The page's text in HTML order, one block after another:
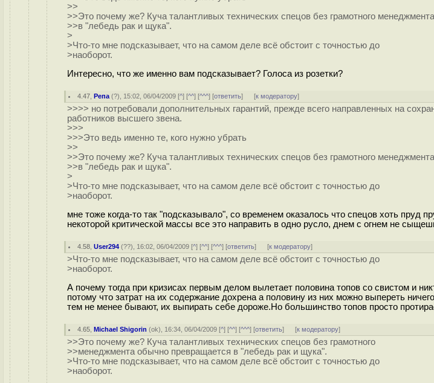
>>
>>Это почему же? Куча талантливых технических спецов без грамотного
>>в "лебедь рак и щука".
>
>Что-то мне подсказывает, что на самом деле всё обстоит с точностью до
>наоборот.
Интересно, что же именно вам подсказывает? Голоса из розетки?
4.47 ,Репа (?), 15:02, 06/04/2009 [^] [^^] [^^^] [ответить] [к модератору]
>>>> но потребовали дополнительных гарантий, прежде всего направленных на
работников высшего звена.
>>>
>>>Это ведь именно те, кого нужно убрать
>>
>>Это почему же? Куча талантливых технических спецов без грамотного
>>в "лебедь рак и щука".
>
>Что-то мне подсказывает, что на самом деле всё обстоит с точностью до
>наоборот.
мне тоже когда-то так "подсказывало", со временем оказалось что спецов хоть пруд
некоторой критической массы все это направить в одно русло, днем с огнем не
4.58 ,User294 (??), 16:02, 06/04/2009 [^] [^^] [^^^] [ответить] [к модератору]
>Что-то мне подсказывает, что на самом деле всё обстоит с точностью до
>наоборот.
А почему тогда при кризисах первым делом вылетает половина топов со свистом и
потому что затрат на их содержание дохрена а половину из них можно выпереть
тем не менее бывают, их выпирать себе дороже.Но большинство топов просто
4.65 ,Michael Shigorin (ok), 16:34, 06/04/2009 [^] [^^] [^^^] [ответить] [к модератору]
>>Это почему же? Куча талантливых технических спецов без грамотного
>>менеджмента обычно превращается в "лебедь рак и щука".
>Что-то мне подсказывает, что на самом деле всё обстоит с точностью до
>наоборот.